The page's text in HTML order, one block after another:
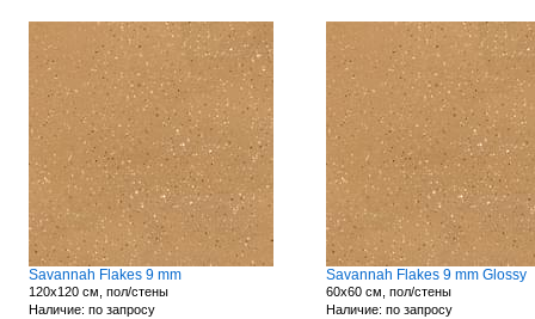
Savannah Flakes 9 mm
120x120 см, пол/стены
Наличие: по запросу
Savannah Flakes 9 mm Glossy
60x60 см, пол/стены
Наличие: по запросу